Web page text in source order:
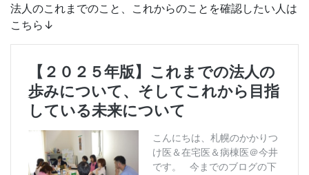
法人のこれまでのこと、これからのことを確認したい人は
こちら↓